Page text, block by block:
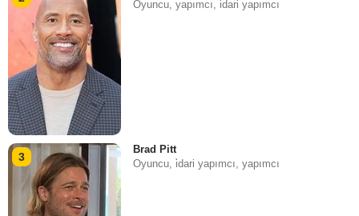
Oyuncu, yapımcı, i̇dari yapımcı
3
Brad Pitt
Oyuncu, i̇dari yapımcı, yapımcı